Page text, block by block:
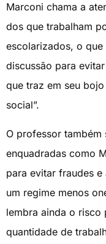
Marconi chama a
dos que trabalham
escolarizados, o
discussão para
que traz em seu
social”.
O professor
enquadradas como
para evitar fraudes
um regime menos
lembra ainda o risco
quantidade de